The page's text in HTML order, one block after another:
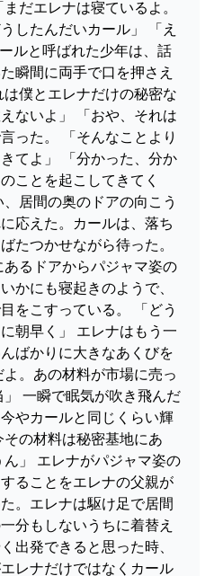
だエレナは寝ているよ。
したんだいカール」 「え
ルと呼ばれた少年は、話
瞬間に両手で口を押さえ
僕とエレナだけの秘密な
ないよ」 「おや、それは
った。 「そんなことより
てよ」 「分かった、分か
ことを起こしてきてく
居間の奥のドアの向こう
応えた。カールは、落ち
たつかせながら待った。
あるドアからパジャマ姿の
かにも寝起きのようで、
をこすっている。 「どう
朝早く」 エレナはもう一
ばかりに大きなあくびを
。あの材料が市場に売っ
一瞬で眠気が吹き飛んだ
やカールと同じくらい輝
の材料は秘密基地にあ
」 エレナがパジャマ姿の
ることをエレナの父親が
。エレナは駆け足で居間
分もしないうちに着替え
出発できると思った時、
レナだけではなくカール